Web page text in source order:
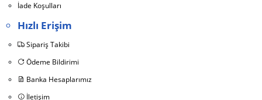
İade Koşulları
Hızlı Erişim
Sipariş Takibi
Ödeme Bildirimi
Banka Hesaplarımız
İletişim